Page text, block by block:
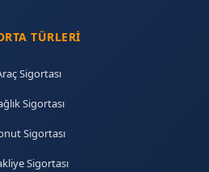
TÜRLERI
Sigortası
Sigortası
Sigortası
Sigortası